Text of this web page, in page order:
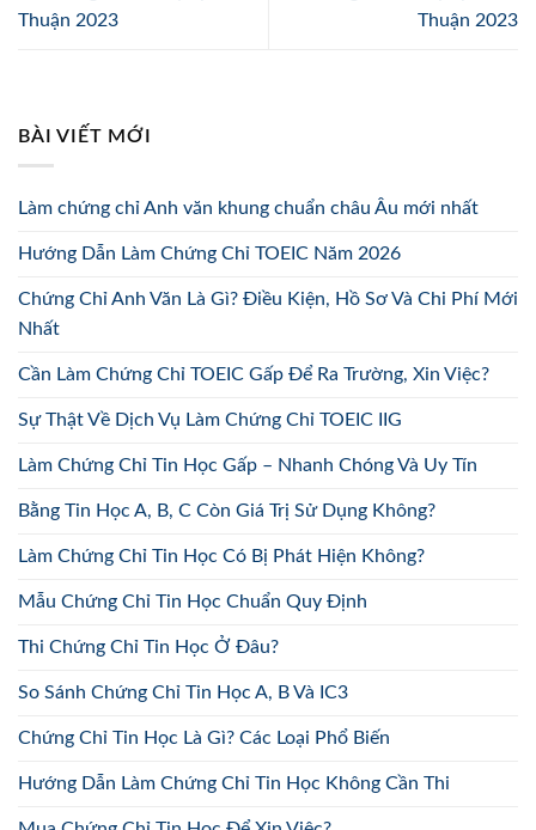
Thuận 2023
Thuận 2023
BÀI VIẾT MỚI
Làm chứng chỉ Anh văn khung chuẩn châu Âu mới nhất
Hướng Dẫn Làm Chứng Chỉ TOEIC Năm 2026
Chứng Chỉ Anh Văn Là Gì? Điều Kiện, Hồ Sơ Và Chi Phí Mới
Nhất
Cần Làm Chứng Chỉ TOEIC Gấp Để Ra Trường, Xin Việc?
Sự Thật Về Dịch Vụ Làm Chứng Chỉ TOEIC IIG
Làm Chứng Chỉ Tin Học Gấp – Nhanh Chóng Và Uy Tín
Bằng Tin Học A, B, C Còn Giá Trị Sử Dụng Không?
Làm Chứng Chỉ Tin Học Có Bị Phát Hiện Không?
Mẫu Chứng Chỉ Tin Học Chuẩn Quy Định
Thi Chứng Chỉ Tin Học Ở Đâu?
So Sánh Chứng Chỉ Tin Học A, B Và IC3
Chứng Chỉ Tin Học Là Gì? Các Loại Phổ Biến
Hướng Dẫn Làm Chứng Chỉ Tin Học Không Cần Thi